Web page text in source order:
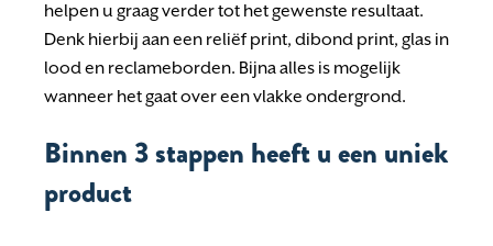
helpen u graag verder tot het gewenste resultaat.
Denk hierbij aan een reliëf print, dibond print, glas in
lood en reclameborden. Bijna alles is mogelijk
wanneer het gaat over een vlakke ondergrond.
Binnen 3 stappen heeft u een uniek
product